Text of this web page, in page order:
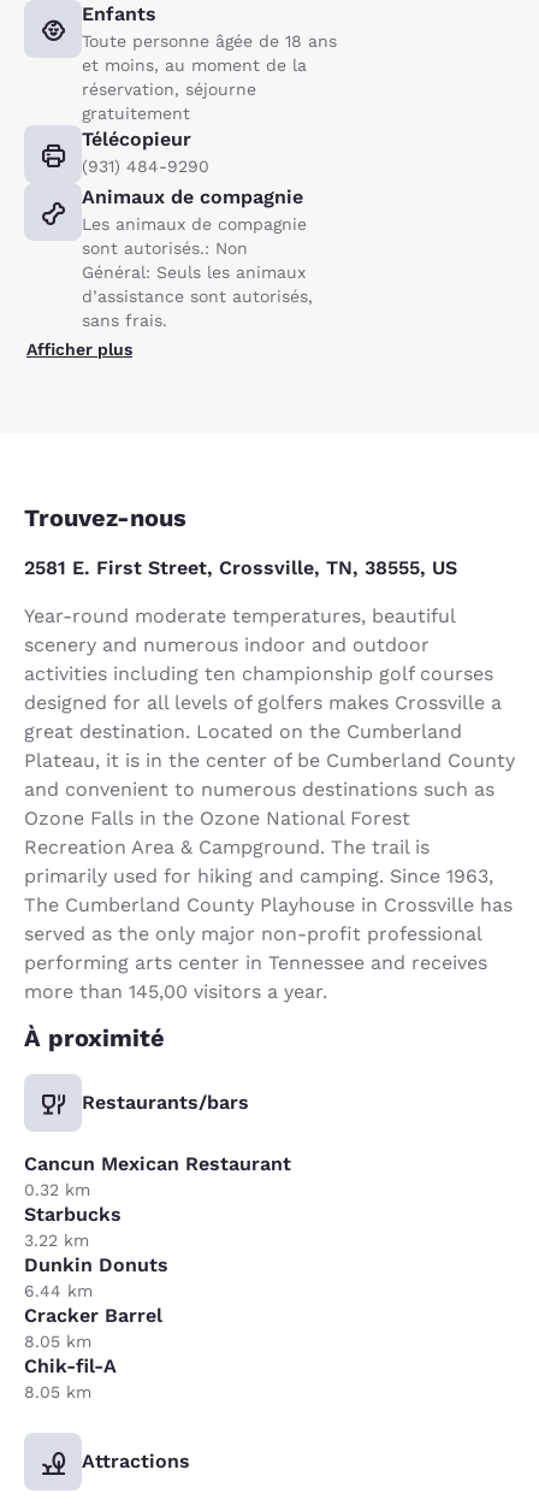
Enfants
Toute personne âgée de 18 ans
et moins, au moment de la
réservation, séjourne
gratuitement
Télécopieur
(931) 484-9290
Animaux de compagnie
Les animaux de compagnie
sont autorisés.: Non
Général: Seuls les animaux
d’assistance sont autorisés,
sans frais.
Afficher plus
Trouvez-nous
2581 E. First Street, Crossville, TN, 38555, US
Year-round moderate temperatures, beautiful
scenery and numerous indoor and outdoor
activities including ten championship golf courses
designed for all levels of golfers makes Crossville a
great destination. Located on the Cumberland
Plateau, it is in the center of be Cumberland County
and convenient to numerous destinations such as
Ozone Falls in the Ozone National Forest
Recreation Area & Campground. The trail is
primarily used for hiking and camping. Since 1963,
The Cumberland County Playhouse in Crossville has
served as the only major non-profit professional
performing arts center in Tennessee and receives
more than 145,00 visitors a year.
À proximité
Restaurants/bars
Cancun Mexican Restaurant
0.32 km
Starbucks
3.22 km
Dunkin Donuts
6.44 km
Cracker Barrel
8.05 km
Chik-fil-A
8.05 km
Attractions